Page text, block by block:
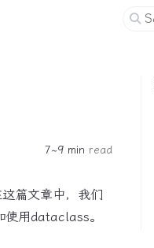
7~9 min read
篇文章中，我们
用dataclass。